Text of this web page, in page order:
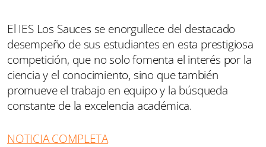
El IES Los Sauces se enorgullece del destacado
desempeño de sus estudiantes en esta prestigiosa
competición, que no solo fomenta el interés por la
ciencia y el conocimiento, sino que también
promueve el trabajo en equipo y la búsqueda
constante de la excelencia académica.
NOTICIA COMPLETA